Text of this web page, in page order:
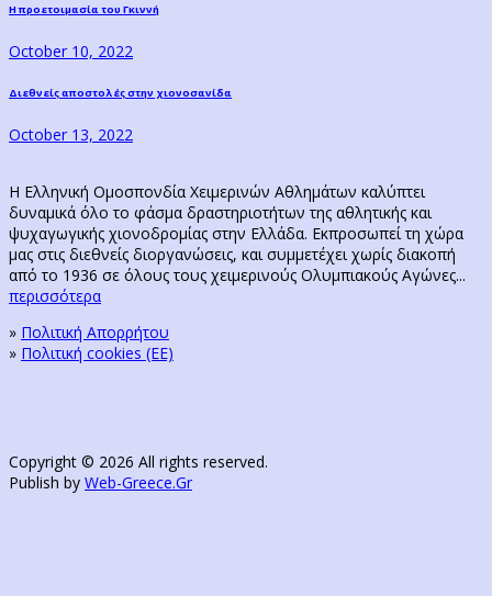
Post
navigation
Previous
Η προετοιμασία του Γκιννή
October 10, 2022
Next
Διεθνείς αποστολές στην χιονοσανίδα
October 13, 2022
Η Ελληνική Ομοσπονδία Χειμερινών Αθλημάτων καλύπτει
δυναμικά όλο το φάσμα δραστηριοτήτων της αθλητικής και
ψυχαγωγικής χιονοδρομίας στην Ελλάδα. Εκπροσωπεί τη χώρα
μας στις διεθνείς διοργανώσεις, και συμμετέχει χωρίς διακοπή
από το 1936 σε όλους τους χειμερινούς Ολυμπιακούς Αγώνες...
περισσότερα
» Πολιτική Απορρήτου
» Πολιτική cookies (ΕΕ)
Copyright © 2026 All rights reserved.
Publish by Web-Greece.Gr